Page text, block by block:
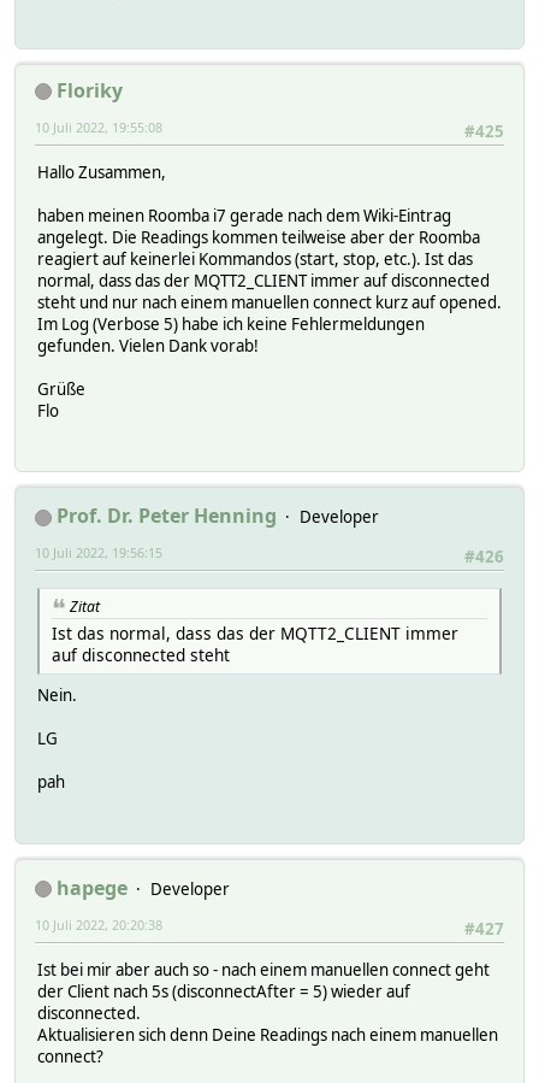
Floriky
#425
10 Juli 2022, 19:55:08
Hallo Zusammen,
haben meinen Roomba i7 gerade nach dem Wiki-Eintrag
angelegt. Die Readings kommen teilweise aber der Roomba
reagiert auf keinerlei Kommandos (start, stop, etc.). Ist das
normal, dass das der MQTT2_CLIENT immer auf disconnected
steht und nur nach einem manuellen connect kurz auf opened.
Im Log (Verbose 5) habe ich keine Fehlermeldungen
gefunden. Vielen Dank vorab!
Grüße
Flo
Prof. Dr. Peter Henning
Developer
#426
10 Juli 2022, 19:56:15
Zitat
Ist das normal, dass das der MQTT2_CLIENT immer
auf disconnected steht
Nein.
LG
pah
hapege
Developer
#427
10 Juli 2022, 20:20:38
Ist bei mir aber auch so - nach einem manuellen connect geht
der Client nach 5s (disconnectAfter = 5) wieder auf
disconnected.
Aktualisieren sich denn Deine Readings nach einem manuellen
connect?